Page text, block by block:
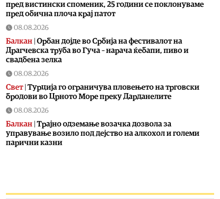
пред вистински споменик, 25 години се поклонуваме
пред обична плоча крај патот
08.08.2026
Балкан Орбан дојде во Србија на фестивалот на
Драгчевска труба во Гуча – нарача ќебапи, пиво и
свадбена зелка
08.08.2026
Свет| Турција го ограничува пловењето на трговски
бродови во Црното Море преку Дарданелите
08.08.2026
Балкан Трајно одземање возачка дозвола за
управување возило под дејство на алкохол и големи
парични казни
08.08.2026